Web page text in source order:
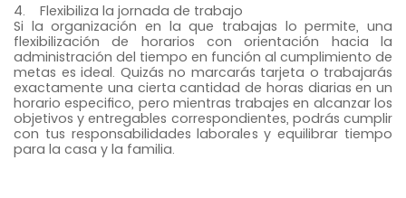
4. Flexibiliza la jornada de trabajo
Si la organización en la que trabajas lo permite, una
flexibilización de horarios con orientación hacia la
administración del tiempo en función al cumplimiento de
metas es ideal. Quizás no marcarás tarjeta o trabajarás
exactamente una cierta cantidad de horas diarias en un
horario especifico, pero mientras trabajes en alcanzar los
objetivos y entregables correspondientes, podrás cumplir
con tus responsabilidades laborales y equilibrar tiempo
para la casa y la familia.